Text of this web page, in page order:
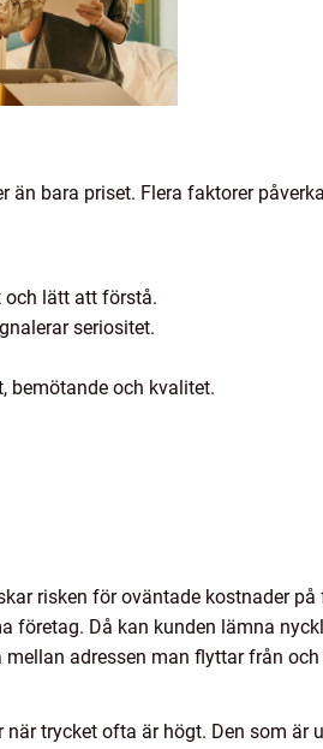
bara priset. Flera faktorer
lätt att förstå.
seriositet.
bemötande och kvalitet.
risken för oväntade kostnader
Då kan kunden lämna
adressen man flyttar från
trycket ofta är högt. Den som är